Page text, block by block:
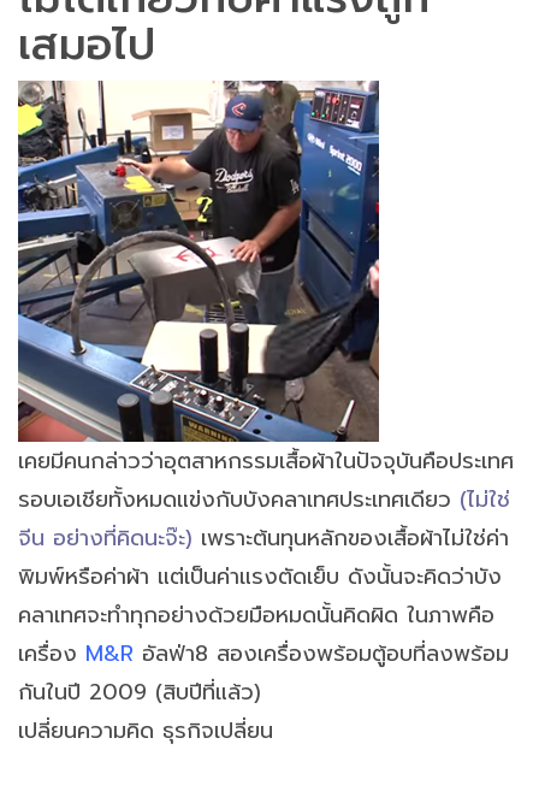
เสมอไป
เคยมีคนกล่าวว่าอุตสาหกรรมเสื้อผ้าในปัจจุบันคือประเทศ
รอบเอเชียทั้งหมดแข่งกับบังคลาเทศประเทศเดียว (ไม่ใช่
จีน อย่างที่คิดนะจ๊ะ) เพราะต้นทุนหลักของเสื้อผ้าไม่ใช่ค่า
พิมพ์หรือค่าผ้า แต่เป็นค่าแรงตัดเย็บ ดังนั้นจะคิดว่าบัง
คลาเทศจะทำทุกอย่างด้วยมือหมดนั้นคิดผิด ในภาพคือ
เครื่อง M&R อัลฟ่า8 สองเครื่องพร้อมตู้อบที่ลงพร้อม
กันในปี 2009 (สิบปีที่แล้ว)
เปลี่ยนความคิด ธุรกิจเปลี่ยน